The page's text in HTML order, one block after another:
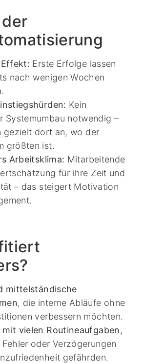
Erste Erfolge lassen
nach wenigen Wochen
Kein
Systemumbau notwendig –
gezielt dort an, wo der
größten ist.
Arbeitsklima: Mitarbeitende
für ihre Zeit und
– das steigert Motivation
mittelständische
, die interne Abläufe ohne
verbessern möchten.
mit vielen Routineaufgaben,
oder Verzögerungen
gefährden.